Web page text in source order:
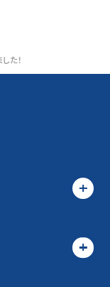
た！